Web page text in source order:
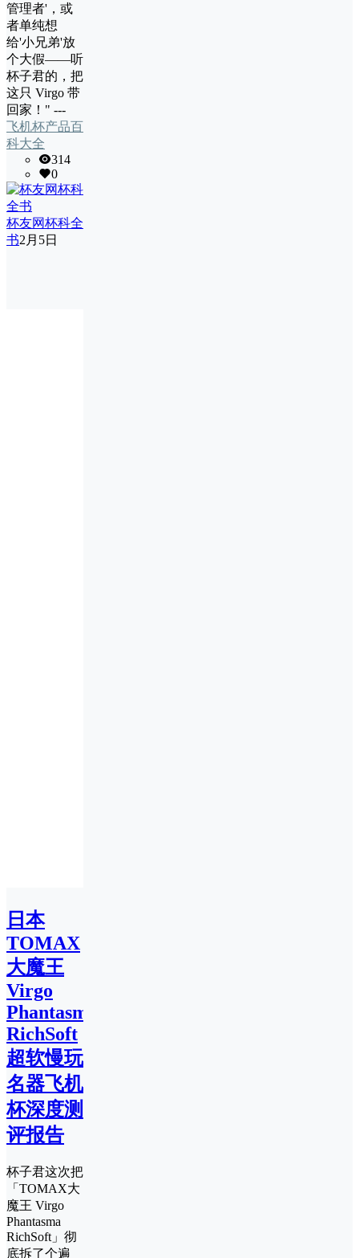
管理者'，或
者单纯想
给'小兄弟'放
个大假——听
杯子君的，把
这只 Virgo 带
回家！" ---
飞机杯产品百
科大全
314
0
杯友网杯科全
书2月5日
日本
TOMAX
大魔王
Virgo
Phantasma
RichSoft
超软慢玩
名器飞机
杯深度测
评报告
杯子君这次把
「TOMAX大
魔王 Virgo
Phantasma
RichSoft」彻
底拆了个遍